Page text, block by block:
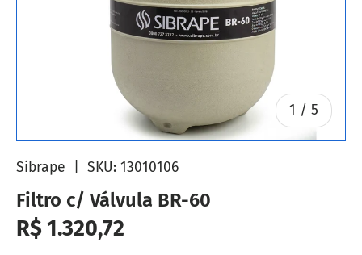
1 / de
5
Sibrape SKU: 13010106
Filtro c/ Válvula BR-60
Preço normal
R$ 1.320,72